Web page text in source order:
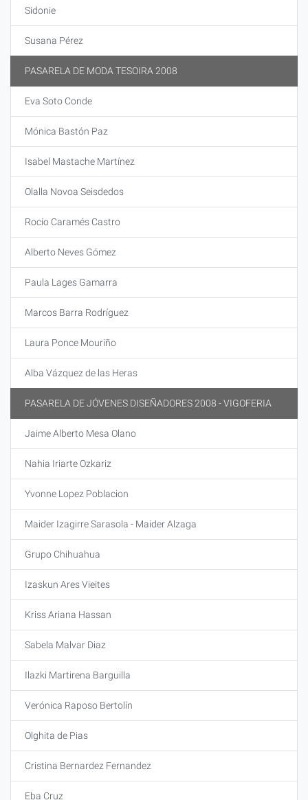
Sidonie
Susana Pérez
PASARELA DE MODA TESOIRA 2008
Eva Soto Conde
Mónica Bastón Paz
Isabel Mastache Martínez
Olalla Novoa Seisdedos
Rocío Caramés Castro
Alberto Neves Gómez
Paula Lages Gamarra
Marcos Barra Rodríguez
Laura Ponce Mouriño
Alba Vázquez de las Heras
PASARELA DE JÓVENES DISEÑADORES 2008 - VIGOFERIA
Jaime Alberto Mesa Olano
Nahia Iriarte Ozkariz
Yvonne Lopez Poblacion
Maider Izagirre Sarasola - Maider Alzaga
Grupo Chihuahua
Izaskun Ares Vieites
Kriss Ariana Hassan
Sabela Malvar Diaz
Ilazki Martirena Barguilla
Verónica Raposo Bertolín
Olghita de Pias
Cristina Bernardez Fernandez
Eba Cruz